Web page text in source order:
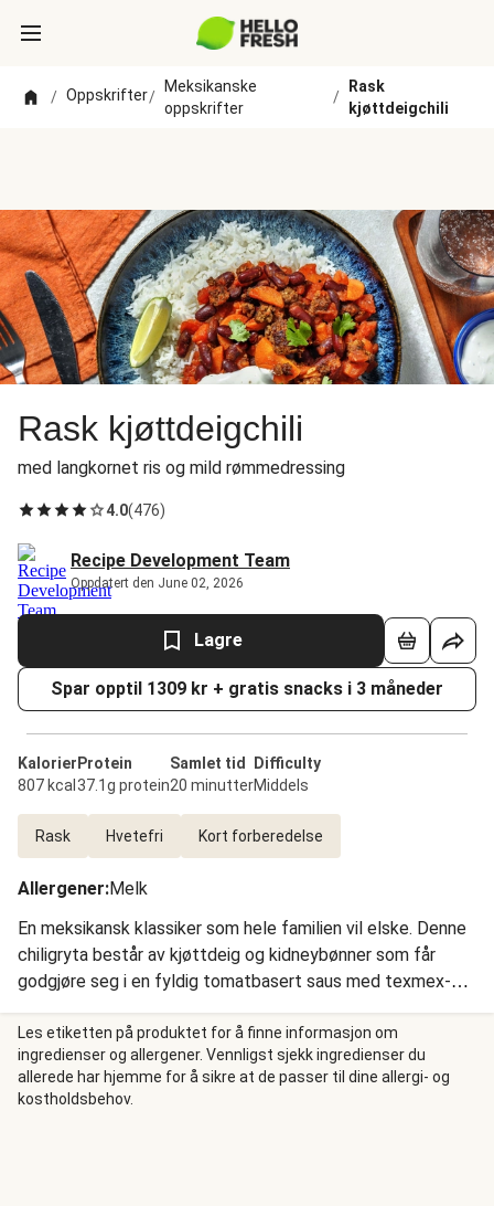
/ Oppskrifter/
Meksikanske
oppskrifter
/
Rask
kjøttdeigchili
Rask kjøttdeigchili
med langkornet ris og mild rømmedressing
4.0(476)
Recipe Development Team
Oppdatert den June 02, 2026
Lagre
Spar opptil 1309 kr + gratis snacks i 3 måneder
Kalorier
807 kcal
Protein
37.1g protein
Samlet tid
20 minutter
Difficulty
Middels
Rask Hvetefri Kort forberedelse
Allergener:Melk
En meksikansk klassiker som hele familien vil elske. Denne
chiligryta består av kjøttdeig og kidneybønner som får
godgjøre seg i en fyldig tomatbasert saus med texmex-
krydder. Gryta serveres på en seng luftig ris, og toppes
med en klatt sitrusfruktyoghurt og et dryss koriander.
Les etiketten på produktet for å finne informasjon om
ingredienser og allergener. Vennligst sjekk ingredienser du
allerede har hjemme for å sikre at de passer til dine allergi- og
kostholdsbehov.